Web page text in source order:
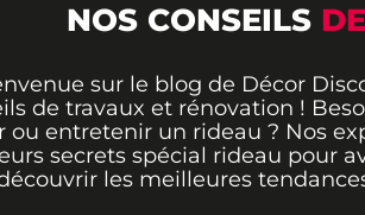
NOS CONSEILS
sur le blog de Décor
de travaux et rénovation !
ou entretenir un rideau ? Nos
secrets spécial rideau pour
les meilleures